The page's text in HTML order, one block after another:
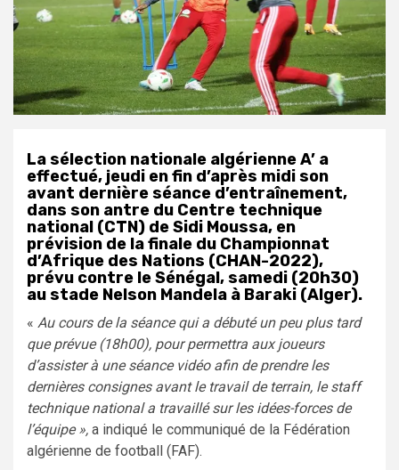
La sélection nationale algérienne A’ a
effectué, jeudi en fin d’après midi son
avant dernière séance d’entraînement,
dans son antre du Centre technique
national (CTN) de Sidi Moussa, en
prévision de la finale du Championnat
d’Afrique des Nations (CHAN-2022),
prévu contre le Sénégal, samedi (20h30)
au stade Nelson Mandela à Baraki (Alger).
« Au cours de la séance qui a débuté un peu plus tard
que prévue (18h00), pour permettra aux joueurs
d’assister à une séance vidéo afin de prendre les
dernières consignes avant le travail de terrain, le staff
technique national a travaillé sur les idées-forces de
l’équipe », a indiqué le communiqué de la Fédération
algérienne de football (FAF).